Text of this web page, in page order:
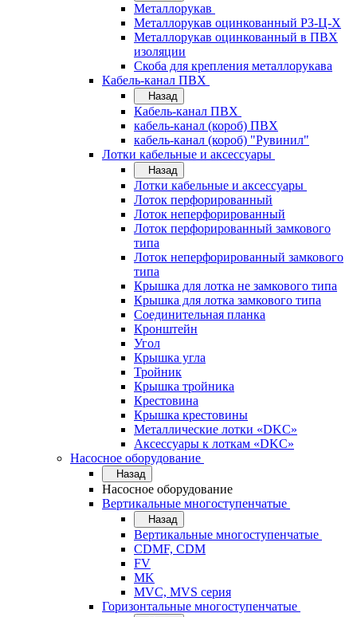
Металлорукав
Металлорукав оцинкованный РЗ-Ц-Х
Металлорукав оцинкованный в ПВХ
изоляции
Скоба для крепления металлорукава
Кабель-канал ПВХ
Назад
Кабель-канал ПВХ
кабель-канал (короб) ПВХ
кабель-канал (короб) "Рувинил"
Лотки кабельные и аксессуары
Назад
Лотки кабельные и аксессуары
Лоток перфорированный
Лоток неперфорированный
Лоток перфорированный замкового
типа
Лоток неперфорированный замкового
типа
Крышка для лотка не замкового типа
Крышка для лотка замкового типа
Соединительная планка
Кронштейн
Угол
Крышка угла
Тройник
Крышка тройника
Крестовина
Крышка крестовины
Металлические лотки «DKC»
Аксессуары к лоткам «DKC»
Насосное оборудование
Назад
Насосное оборудование
Вертикальные многоступенчатые
Назад
Вертикальные многоступенчатые
CDMF, CDM
FV
MK
MVC, MVS серия
Горизонтальные многоступенчатые